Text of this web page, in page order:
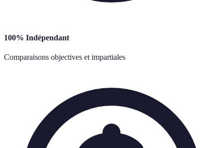
100% Indépendant
Comparaisons objectives et impartiales